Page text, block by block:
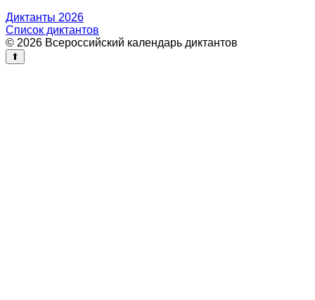
Диктанты 2026
Список диктантов
© 2026 Всероссийский календарь диктантов